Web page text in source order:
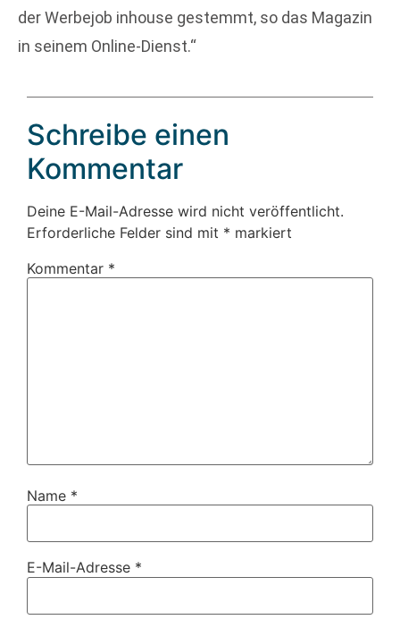
der Werbejob inhouse gestemmt, so das Magazin
in seinem Online-Dienst.“
Schreibe einen
Kommentar
Deine E-Mail-Adresse wird nicht veröffentlicht.
Erforderliche Felder sind mit * markiert
Kommentar *
Name *
E-Mail-Adresse *